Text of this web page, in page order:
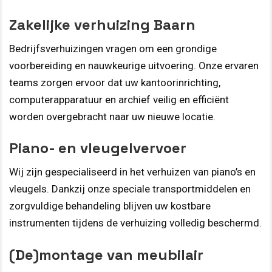
Zakelijke verhuizing Baarn
Bedrijfsverhuizingen vragen om een grondige
voorbereiding en nauwkeurige uitvoering. Onze ervaren
teams zorgen ervoor dat uw kantoorinrichting,
computerapparatuur en archief veilig en efficiënt
worden overgebracht naar uw nieuwe locatie.
Piano- en vleugelvervoer
Wij zijn gespecialiseerd in het verhuizen van piano’s en
vleugels. Dankzij onze speciale transportmiddelen en
zorgvuldige behandeling blijven uw kostbare
instrumenten tijdens de verhuizing volledig beschermd.
(De)montage van meubilair